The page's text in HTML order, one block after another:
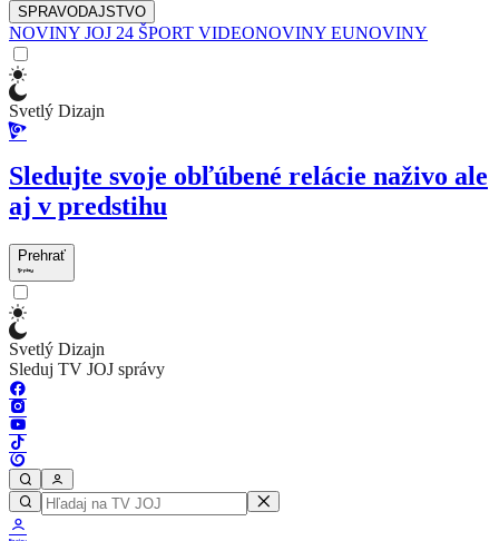
SPRAVODAJSTVO
NOVINY JOJ 24 ŠPORT VIDEONOVINY EUNOVINY
Svetlý Dizajn
Sledujte svoje obľúbené relácie naživo ale
aj v predstihu
Prehrať
Svetlý Dizajn
Sleduj TV JOJ správy